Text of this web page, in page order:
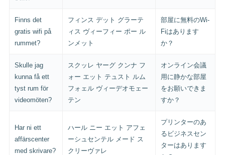
Finns det
gratis wifi på
rummet?
フィンス デット グラーテ
ィス ヴィーフィー ポー ル
ンメット
部屋に無料のWi-
Fiはあります
か？
Skulle jag
kunna få ett
tyst rum för
videomöten?
スクッレ ヤーグ クンナ フ
ォー エット テュスト ルム
フォェル ヴィーデオモェー
テン
オンライン会議
用に静かな部屋
をお願いできま
すか？
Har ni ett
affärscenter
med skrivare?
ハール ニー エット アフェ
ーシュセンテル メード ス
クリーヴァレ
プリンターのあ
るビジネスセン
ターはあります